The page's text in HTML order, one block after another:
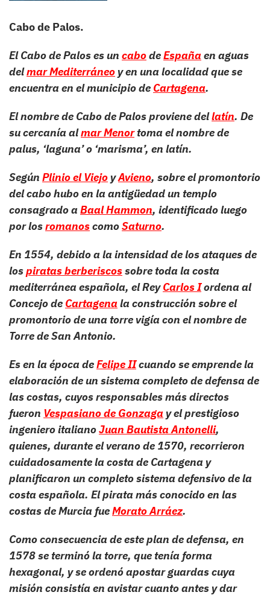
Cabo de Palos.
El Cabo de Palos es un cabodeEspañaen aguas
delmar Mediterráneoy en una localidad que se
encuentra en el municipio de Cartagena.
El nombre de Cabo de Palos proviene dellatín. De
su cercanía almar Menortoma el nombre de
palus, ‘laguna’ o ‘marisma’, en latín.
Según Plinio el ViejoyAvieno, sobre el promontorio
del cabo hubo en la antigüedad un templo
consagrado aBaal Hammon, identificado luego
por losromanoscomoSaturno.
En 1554, debido a la intensidad de los ataques de
lospiratas berberiscossobre toda la costa
mediterránea española, el ReyCarlos Iordena al
Concejo de Cartagenala construcción sobre el
promontorio de una torre vigía con el nombre de
Torre de San Antonio.
Es en la época deFelipe IIcuando se emprende la
elaboración de un sistema completo de defensa de
las costas, cuyos responsables más directos
fueron Vespasiano de Gonzagay el prestigioso
ingeniero italianoJuan Bautista Antonelli,
quienes, durante el verano de 1570, recorrieron
cuidadosamente la costa de Cartagena y
planificaron un completo sistema defensivo de la
costa española. El pirata más conocido en las
costas de Murcia fueMorato Arráez.
Como consecuencia de este plan de defensa, en
1578 se terminó la torre, que tenía forma
hexagonal, y se ordenó apostar guardas cuya
misión consistía en avistar cuanto antes y dar